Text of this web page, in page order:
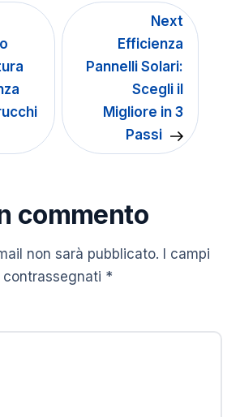
Next
Efficienza
Pannelli Solari:
Scegli il
Migliore in 3
Passi
commento
non sarà pubblicato. I campi
*